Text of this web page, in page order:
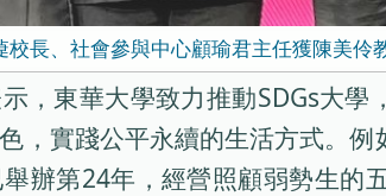
校長、社會參與中心顧瑜君主任獲陳美伶
，東華大學致力推動SDGs大學
，實踐公平永續的生活方式。
舉辦第24年，經營照顧弱勢生的